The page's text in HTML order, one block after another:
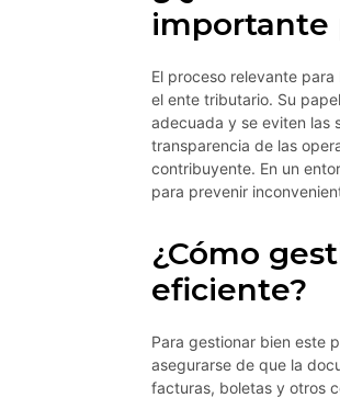
importante
El proceso relevante
el ente tributario. Su
adecuada y se eviten las
transparencia de las
contribuyente. En un
para prevenir
¿Cómo
eficiente?
Para gestionar bien este
asegurarse de que la
facturas, boletas y otros